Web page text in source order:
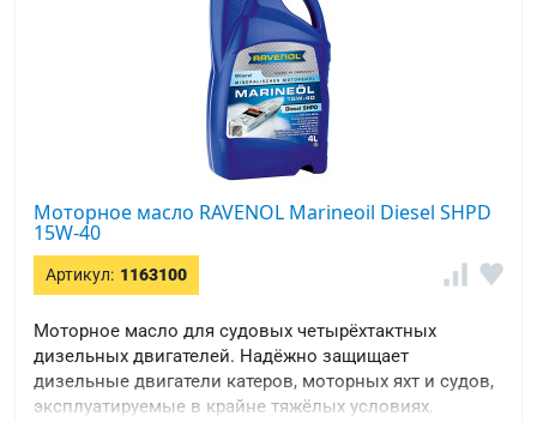
Моторное масло RAVENOL Marineoil Diesel SHPD
15W-40
Артикул: 1163100
Моторное масло для судовых четырёхтактных
дизельных двигателей. Надёжно защищает
дизельные двигатели катеров, моторных яхт и судов,
эксплуатируемые в крайне тяжёлых условиях.